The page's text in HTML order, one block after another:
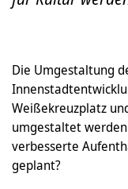
Die Umgestaltung
Weißekreuzplatz
umgestaltet
verbesserte
geplant?